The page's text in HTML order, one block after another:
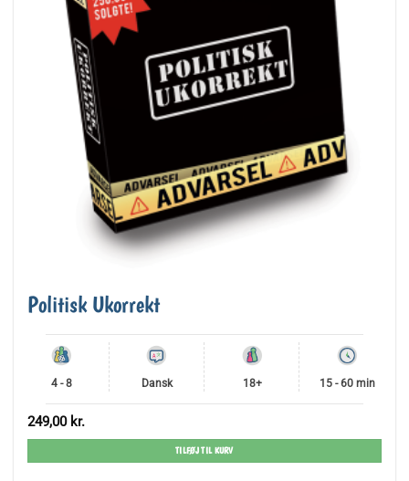
Politisk Ukorrekt
4 - 8 Dansk 18+ 15 - 60 min
249,00 kr.
TILFØJ TIL KURV